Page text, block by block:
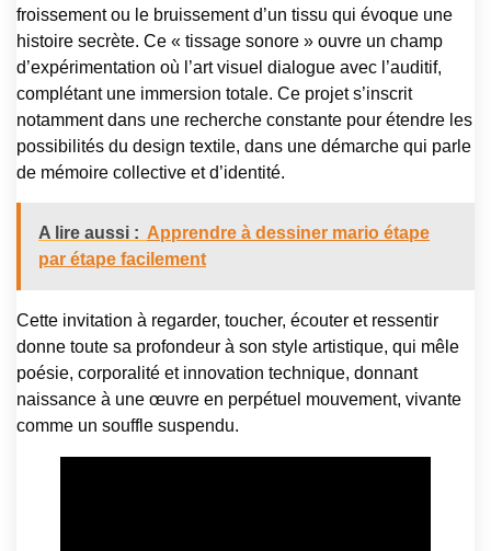
froissement ou le bruissement d’un tissu qui évoque une
histoire secrète. Ce « tissage sonore » ouvre un champ
d’expérimentation où l’art visuel dialogue avec l’auditif,
complétant une immersion totale. Ce projet s’inscrit
notamment dans une recherche constante pour étendre les
possibilités du design textile, dans une démarche qui parle
de mémoire collective et d’identité.
A lire aussi : Apprendre à dessiner mario étape
par étape facilement
Cette invitation à regarder, toucher, écouter et ressentir
donne toute sa profondeur à son style artistique, qui mêle
poésie, corporalité et innovation technique, donnant
naissance à une œuvre en perpétuel mouvement, vivante
comme un souffle suspendu.